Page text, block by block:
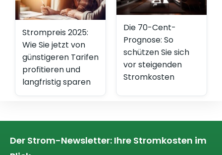
Strompreis 2025:
Wie Sie jetzt von
günstigeren Tarifen
profitieren und
langfristig sparen
Die 70-Cent-
Prognose: So
schützen Sie sich
vor steigenden
Stromkosten
Der Strom-Newsletter: Ihre Stromkosten im